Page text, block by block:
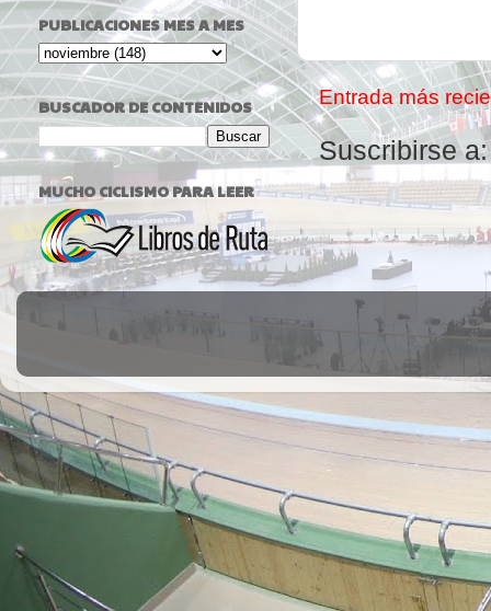
Entrada más
Suscribirse
PUBLICACIONES MES A MES
BUSCADOR DE CONTENIDOS
MUCHO CICLISMO PARA LEER